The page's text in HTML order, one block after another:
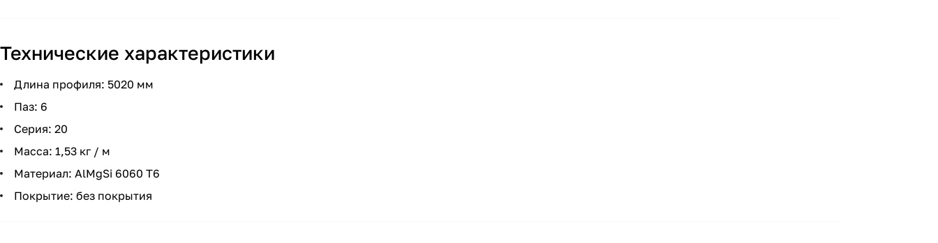
Технические характеристики
Длина профиля: 5020 мм
Паз: 6
Серия: 20
Масса: 1,53 кг / м
Материал: AlMgSi 6060 Т6
Покрытие: без покрытия